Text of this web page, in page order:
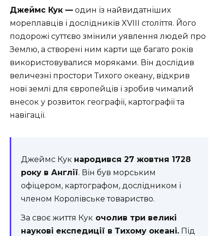
Джеймс Кук — один із найвидатніших
мореплавців і дослідників XVIII століття. Його
подорожі суттєво змінили уявлення людей про
Землю, а створені ним карти ще багато років
використовувалися моряками. Він дослідив
величезні простори Тихого океану, відкрив
нові землі для європейців і зробив чималий
внесок у розвиток географії, картографії та
навігації.
Джеймс Кук народився 27 жовтня 1728
року в Англії. Він був морським
офіцером, картографом, дослідником і
членом Королівське товариство.
За своє життя Кук очолив три великі
наукові експедиції в Тихому океані. Під